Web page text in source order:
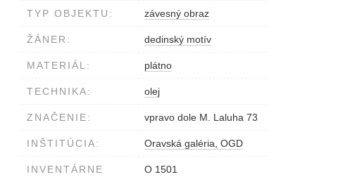
TYP OBJEKTU: závesný obraz
ŽÁNER: dedinský motív
MATERIÁL: plátno
TECHNIKA: olej
ZNAČENIE: vpravo dole M. Laluha 73
INŠTITÚCIA: Oravská galéria, OGD
INVENTÁRNE
O 1501